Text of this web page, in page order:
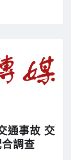
通事故 交
調查